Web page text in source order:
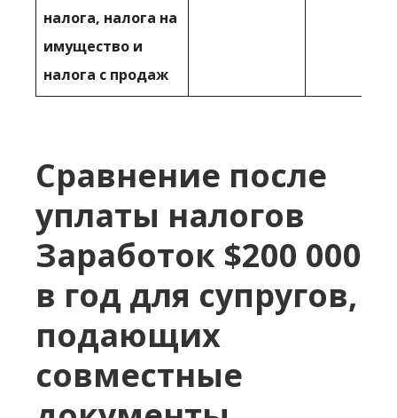
налога, налога на
имущество и
налога с продаж
Сравнение после
уплаты налогов
Заработок $200 000
в год для супругов,
подающих
совместные